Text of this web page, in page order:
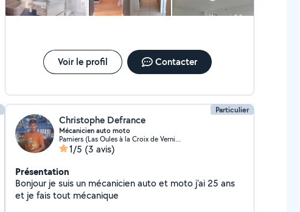
Voir le profil Contacter
Particulier
Christophe Defrance
Mécanicien auto moto
Pamiers (Las Oules à la Croix de Verniolle)
1/5 (3 avis)
Présentation
Bonjour je suis un mécanicien auto et moto j'ai 25 ans
et je fais tout mécanique